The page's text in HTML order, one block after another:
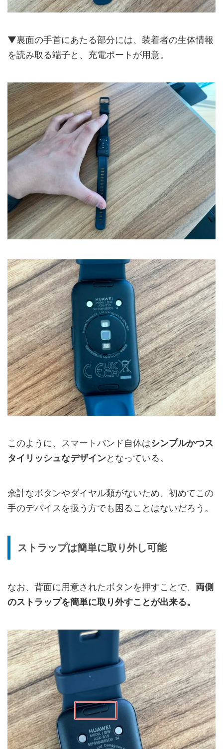
▼裏面の手首にあたる部分には、装着者の生体情報
を読み取る端子と、充電ポートが用意。
このように、スマートバンド自体はシンプルかつス
タイリッシュなデザインとなっている。
余計なボタンやダイヤル類がないため、初めてこの
手のデバイスを扱う方でも困ることはないだろう。
ストラップは簡単に取り外し可能
なお、背面に用意されたボタンを押すことで、 両側
のストラップを簡単に取り外すことが出来る。